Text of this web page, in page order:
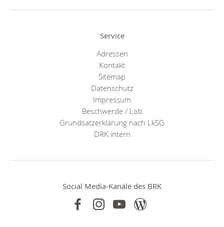
Service
Adressen
Kontakt
Sitemap
Datenschutz
Impressum
Beschwerde / Lob
Grundsatzerklärung nach LkSG
DRK intern
Social Media-Kanäle des BRK